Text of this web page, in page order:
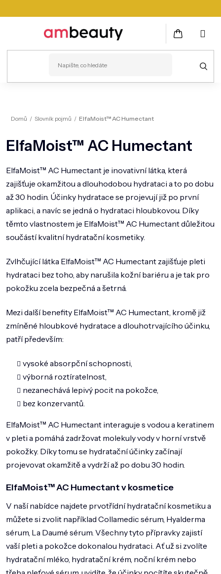
na
NÁKUPNÍ
KOŠÍK
VLASY
ZDRAVÍ
TĚLO
DOMÁCNOST
O NÁS
BLOG
Domů / Slovník pojmů / ElfaMoist™ AC Humectant
ElfaMoist™ AC Humectant
ElfaMoist™ AC Humectant je inovativní látka, která
zajišťuje okamžitou a dlouhodobou hydrataci a to po dobu
až 30 hodin. Účinky hydratace se projevují již po první
aplikaci, a navíc se jedná o hydrataci hloubkovou. Díky
těmto vlastnostem je ElfaMoist™ AC Humectant důležitou
součástí kvalitní hydratační kosmetiky.
Zvlhčující látka ElfaMoist™ AC Humectant zajišťuje pleti
hydrataci bez toho, aby narušila kožní bariéru a je tak pro
pokožku zcela bezpečná a šetrná.
Mezi další benefity ElfaMoist™ AC Humectant, kromě již
zmíněné hloubkové hydratace a dlouhotrvajícího účinku,
patří především:
vysoké absorpční schopnosti,
výborná roztíratelnost,
nezanechává lepivý pocit na pokožce,
bez konzervantů.
ElfaMoist™ AC Humectant interaguje s vodou a keratinem
v pleti a pomáhá zadržovat molekuly vody v horní vrstvě
pokožky. Díky tomu se hydratační účinky začínají
projevovat okamžitě a vydrží až po dobu 30 hodin.
ElfaMoist™ AC Humectant v kosmetice
V naší nabídce najdete prvotřídní hydratační kosmetiku a
můžete si zvolit například Collamedic sérum, Hyalderma
sérum, La Daumé sérum. Všechny tyto přípravky zajistí
vaší pleti a pokožce dokonalou hydrataci. Ať už si zvolíte
hydratační mléko, hydratační krém, noční krém nebo